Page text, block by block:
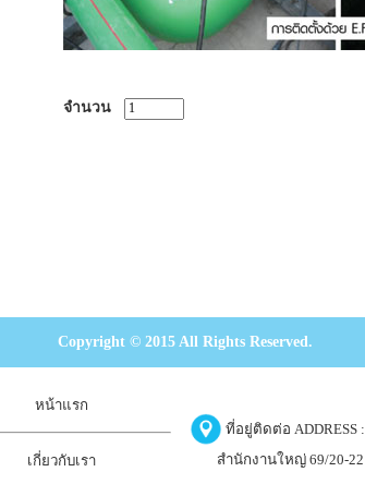
จำนวน
Copyright © 2015 All Rights Reserved.
หน้าแรก
เกี่ยวกับเรา
ที่อยู่ติดต่อ ADDRESS :
สำนักงานใหญ่ 69/20-22